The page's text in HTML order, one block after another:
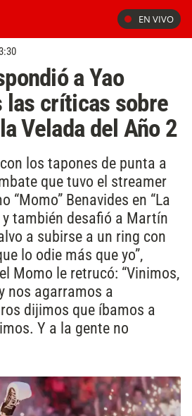
EN VIVO
a Yao
las críticas sobre
Velada del Año 2
los tapones de punta a
que tuvo el streamer
“Momo” Benavides en “La
y también desafió a Martín
a subirse a un ring con
lo odie más que yo”,
Momo le retrucó: “Vinimos,
nos agarramos a
dijimos que íbamos a
Y a la gente no